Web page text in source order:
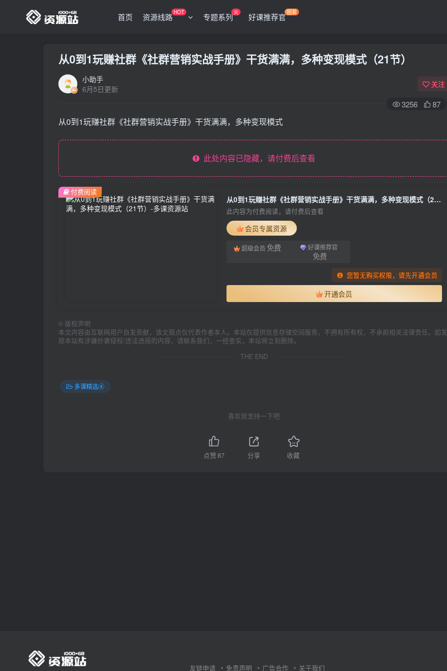
首页 资源线路HOT 专题系列火 好课推荐官招募
从0到1玩赚社群《社群营销实战手册》干货满满，多种变现模式（21节）
小助手
6月5日更新
关注
3256 87
从0到1玩赚社群《社群营销实战手册》干货满满，多种变现模式
此处内容已隐藏，请付费后查看
从0到1玩赚社群《社群营销实战手册》干货满满，多种变现模式（21节）
此内容为付费阅读，请付费后查看
会员专属资源
超级会员 免费 好课推荐官
免费
您暂无购买权限，请先开通会员
开通会员
付费阅读
© 版权声明
本文内容由互联网用户自发贡献，该文观点仅代表作者本人。本站仅提供信息存储空间服务，不拥有所有权，不承担相关法律责任。如发
现本站有涉嫌抄袭侵权/违法违规的内容，请联系我们，一经查实，本站将立刻删除。
THE END
多课精选④
喜欢就支持一下吧
点赞87 分享 收藏
友链申请 免责声明 广告合作 关于我们